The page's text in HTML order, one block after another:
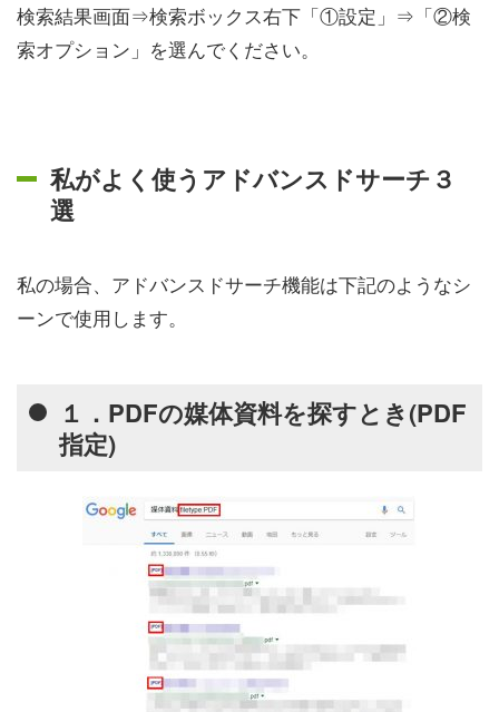
検索結果画面⇒検索ボックス右下「①設定」⇒「②検
索オプション」を選んでください。
私がよく使うアドバンスドサーチ３
選
私の場合、アドバンスドサーチ機能は下記のようなシ
ーンで使用します。
１．PDFの媒体資料を探すとき(PDF
指定)